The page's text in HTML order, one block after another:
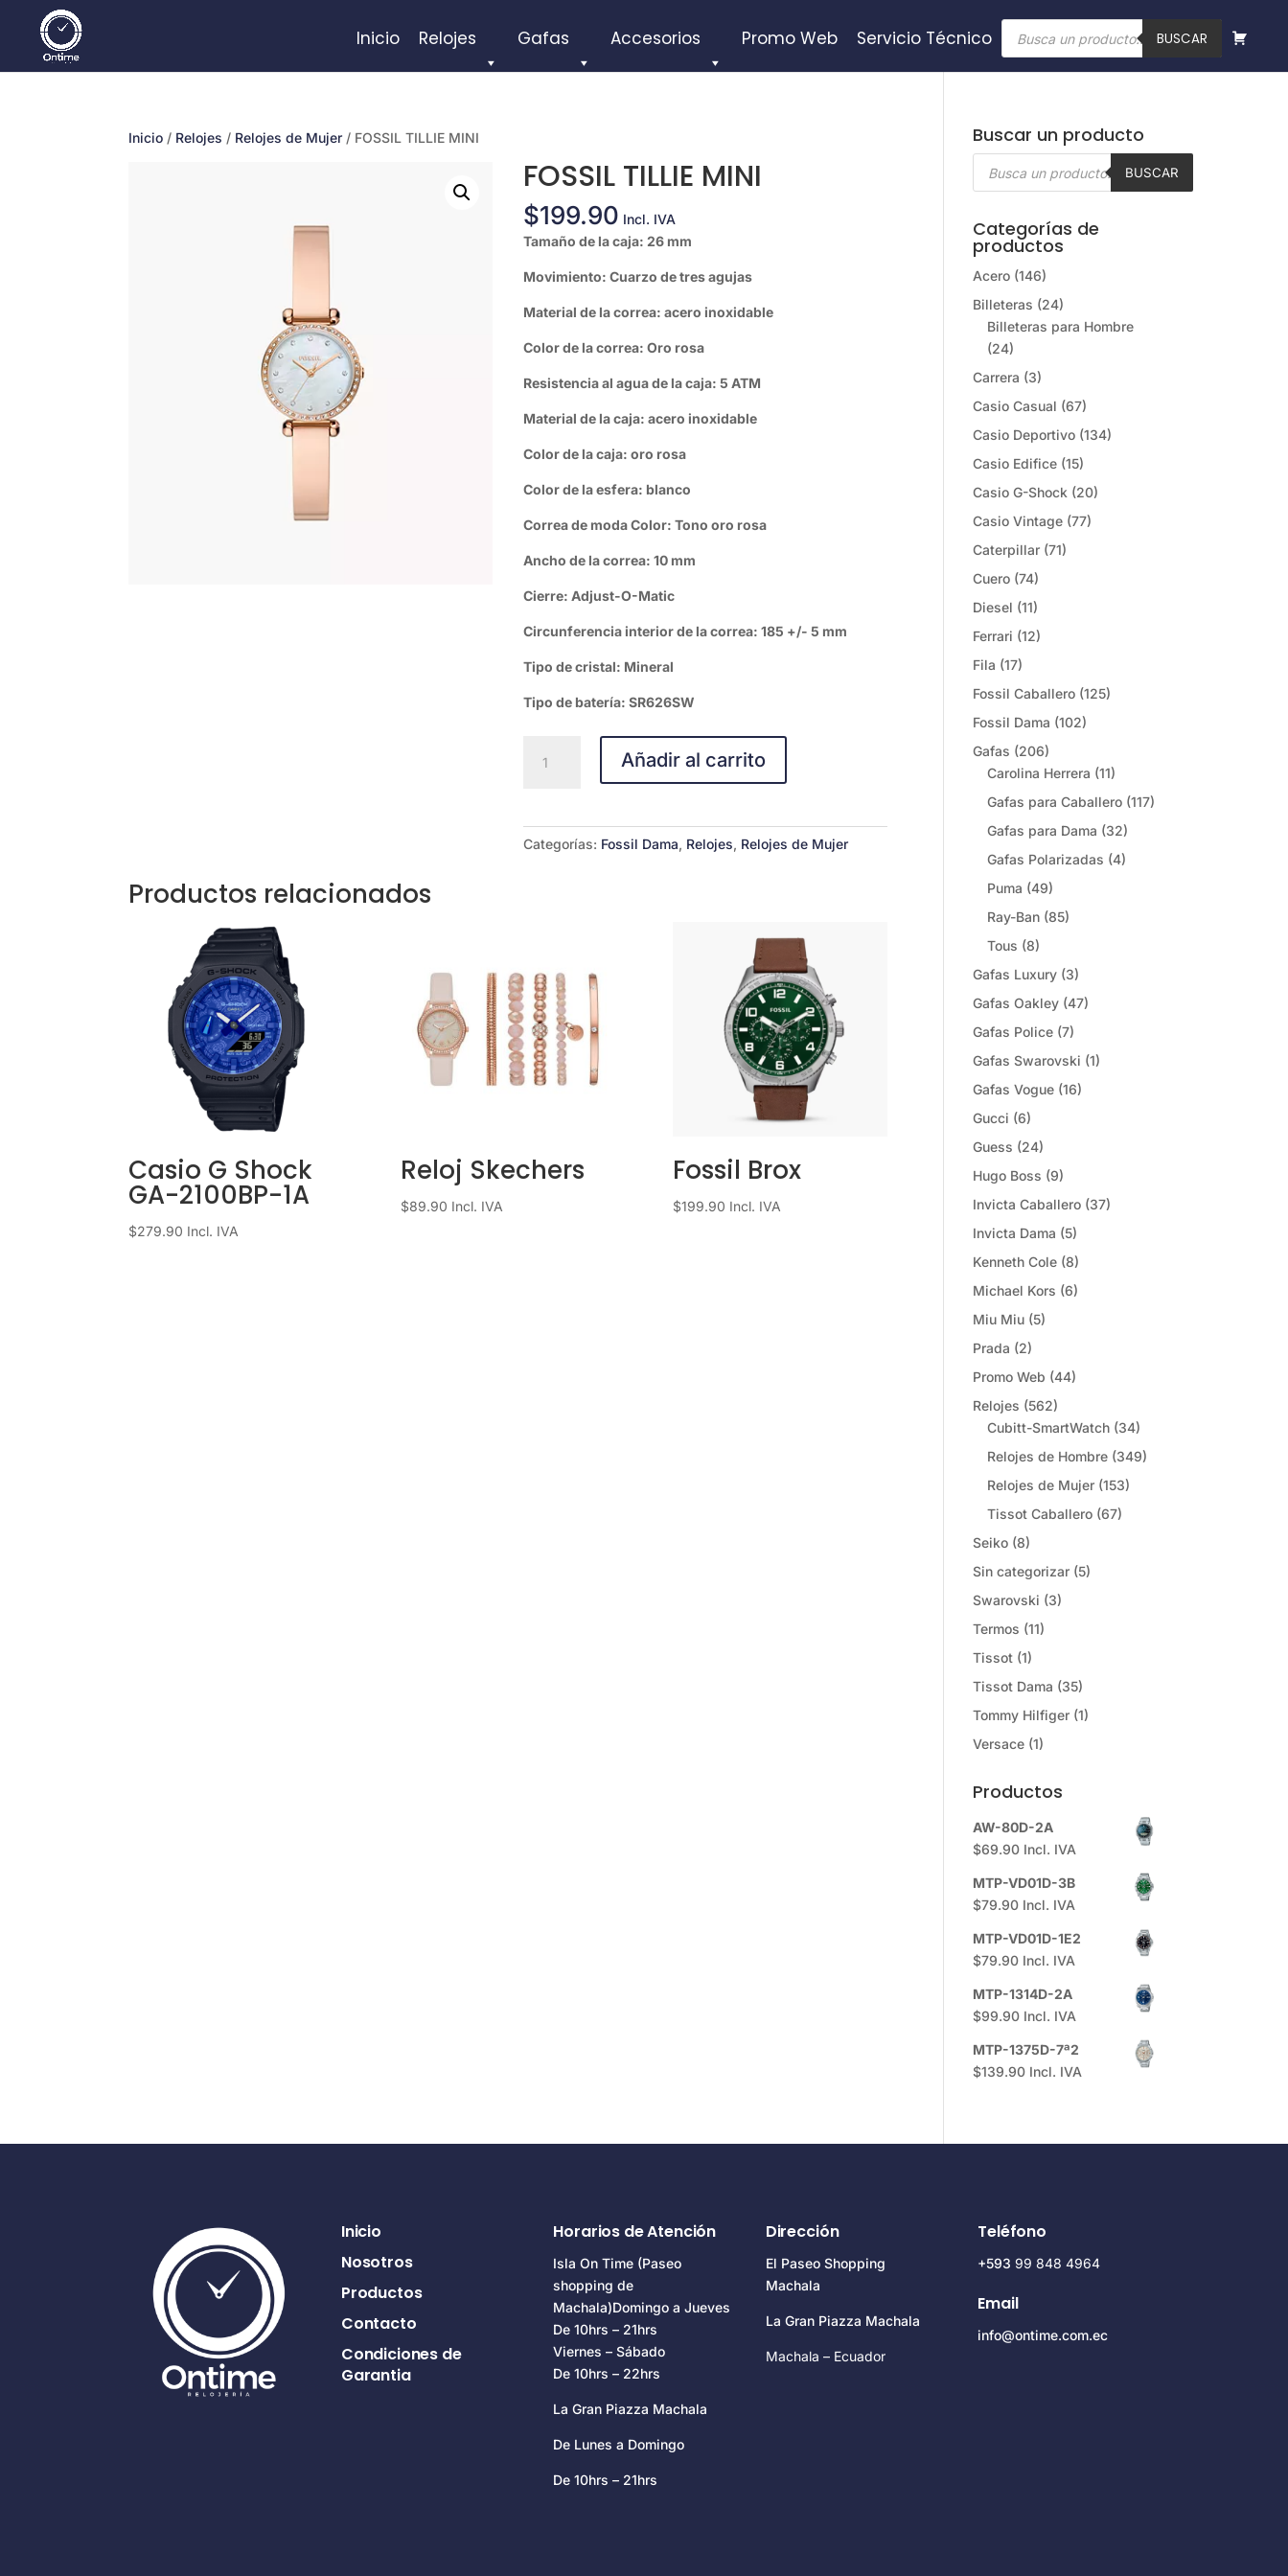
Inicio Relojes Gafas Accesorios Promo Web Servicio Técnico
Búsqueda
de
productos
BUSCAR
Inicio / Relojes / Relojes de Mujer / FOSSIL TILLIE MINI
FOSSIL TILLIE MINI
$199.90 Incl. IVA
Tamaño de la caja: 26 mm
Movimiento: Cuarzo de tres agujas
Material de la correa: acero inoxidable
Color de la correa: Oro rosa
Resistencia al agua de la caja: 5 ATM
Material de la caja: acero inoxidable
Color de la caja: oro rosa
Color de la esfera: blanco
Correa de moda Color: Tono oro rosa
Ancho de la correa: 10 mm
Cierre: Adjust-O-Matic
Circunferencia interior de la correa: 185 +/- 5 mm
Tipo de cristal: Mineral
Tipo de batería: SR626SW
TILLIE
Añadir al carrito
Categorías: Fossil Dama, Relojes, Relojes de Mujer
Productos relacionados
Casio G Shock
GA-2100BP-1A
$279.90 Incl. IVA
Reloj Skechers
$89.90 Incl. IVA
Fossil Brox
$199.90 Incl. IVA
Buscar un producto
Búsqueda
BUSCAR
Categorías de
productos
Acero (146)
Billeteras (24)
Billeteras para Hombre
(24)
Carrera (3)
Casio Casual (67)
Casio Deportivo (134)
Casio Edifice (15)
Casio G-Shock (20)
Casio Vintage (77)
Caterpillar (71)
Cuero (74)
Diesel (11)
Ferrari (12)
Fila (17)
Fossil Caballero (125)
Fossil Dama (102)
Gafas (206)
Carolina Herrera (11)
Gafas para Caballero (117)
Gafas para Dama (32)
Gafas Polarizadas (4)
Puma (49)
Ray-Ban (85)
Tous (8)
Gafas Luxury (3)
Gafas Oakley (47)
Gafas Police (7)
Gafas Swarovski (1)
Gafas Vogue (16)
Gucci (6)
Guess (24)
Hugo Boss (9)
Invicta Caballero (37)
Invicta Dama (5)
Kenneth Cole (8)
Michael Kors (6)
Miu Miu (5)
Prada (2)
Promo Web (44)
Relojes (562)
Cubitt-SmartWatch (34)
Relojes de Hombre (349)
Relojes de Mujer (153)
Tissot Caballero (67)
Seiko (8)
Sin categorizar (5)
Swarovski (3)
Termos (11)
Tissot (1)
Tissot Dama (35)
Tommy Hilfiger (1)
Versace (1)
Productos
AW-80D-2A
$69.90 Incl. IVA
MTP-VD01D-3B
$79.90 Incl. IVA
MTP-VD01D-1E2
$79.90 Incl. IVA
MTP-1314D-2A
$99.90 Incl. IVA
MTP-1375D-7ª2
$139.90 Incl. IVA
Inicio
Nosotros
Productos
Contacto
Condiciones de
Garantia
Horarios de Atención
Isla On Time (Paseo
shopping de
Machala)Domingo a Jueves
De 10hrs – 21hrs
Viernes – Sábado
De 10hrs – 22hrs
La Gran Piazza Machala
De Lunes a Domingo
De 10hrs – 21hrs
Dirección
El Paseo Shopping
Machala
La Gran Piazza Machala
Machala – Ecuador
Teléfono
+59399 848 4964
Email
info@ontime.com.ec